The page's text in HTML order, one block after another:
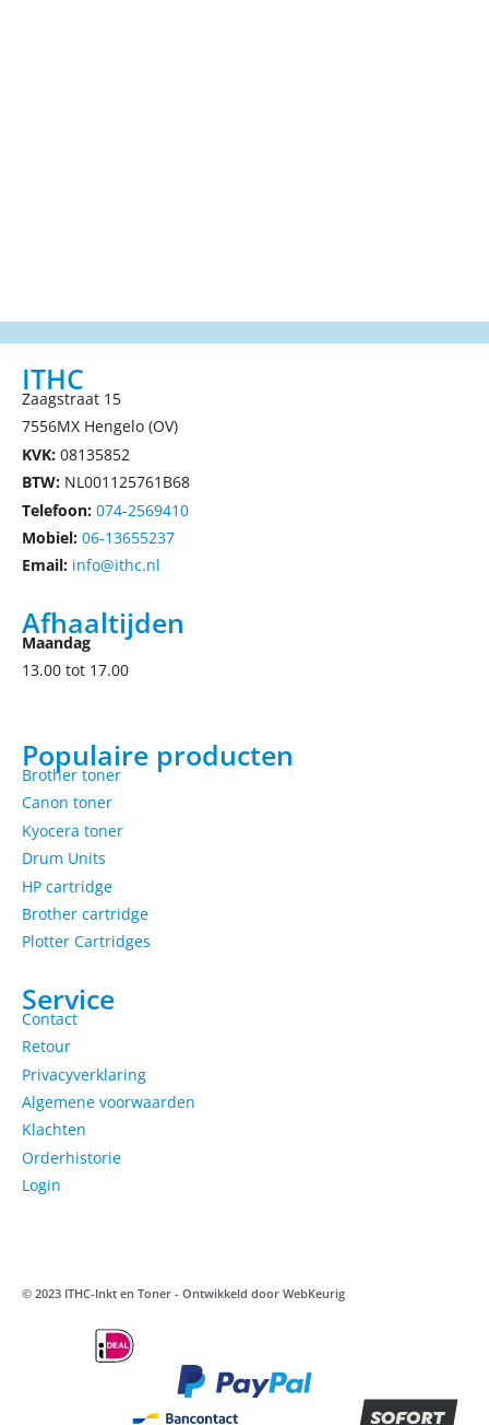
ITHC
Zaagstraat 15
7556MX Hengelo (OV)
KVK: 08135852
BTW: NL001125761B68
Telefoon: 074-2569410
Mobiel: 06-13655237
Email: info@ithc.nl
Afhaaltijden
Maandag
13.00 tot 17.00
Populaire producten
Brother toner
Canon toner
Kyocera toner
Drum Units
HP cartridge
Brother cartridge
Plotter Cartridges
Service
Contact
Retour
Privacyverklaring
Algemene voorwaarden
Klachten
Orderhistorie
Login
© 2023 ITHC-Inkt en Toner - Ontwikkeld door WebKeurig